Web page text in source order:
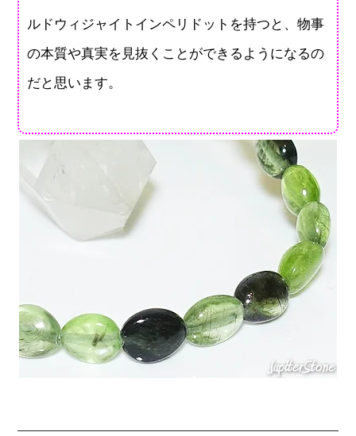
ルドウィジャイトインペリドットを持つと、物事
の本質や真実を見抜くことができるようになるの
だと思います。